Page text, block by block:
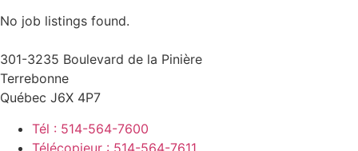
No job listings found.
301-3235 Boulevard de la Pinière
Terrebonne
Québec J6X 4P7
Tél : 514-564-7600
Télécopieur : 514-564-7611